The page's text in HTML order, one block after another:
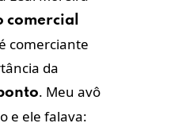
comercial
comerciante
da
. Meu avô
e ele falava: